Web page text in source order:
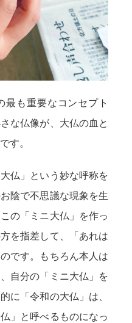
最も重要なコンセプト
な仏像が、大仏の血と
す。
仏」という妙な呼称を
陰で不思議な現象を生
の「ミニ大仏」を作っ
を指差して、「あれは
です。もちろん本人は
自分の「ミニ大仏」を
に「令和の大仏」は、
」と呼べるものになっ